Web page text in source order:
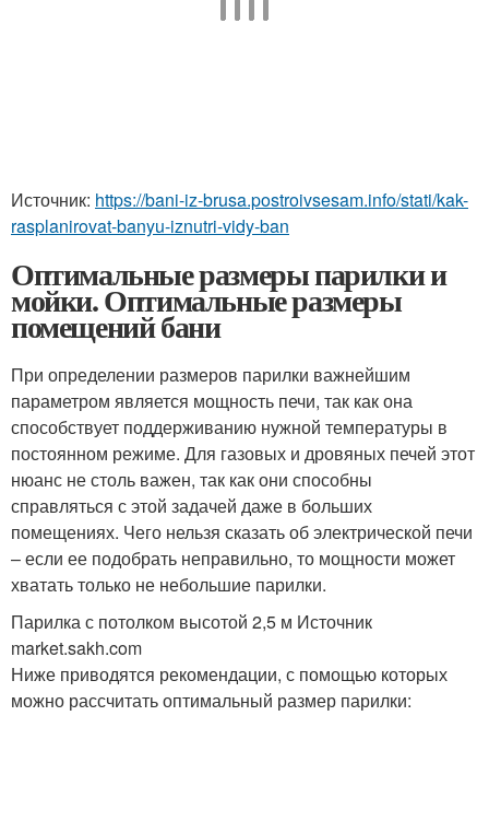
Источник: https://bani-iz-brusa.postroivsesam.info/stati/kak-
rasplanirovat-banyu-iznutri-vidy-ban
Оптимальные размеры парилки и
мойки. Оптимальные размеры
помещений бани
При определении размеров парилки важнейшим
параметром является мощность печи, так как она
способствует поддерживанию нужной температуры в
постоянном режиме. Для газовых и дровяных печей этот
нюанс не столь важен, так как они способны
справляться с этой задачей даже в больших
помещениях. Чего нельзя сказать об электрической печи
– если ее подобрать неправильно, то мощности может
хватать только не небольшие парилки.
Парилка с потолком высотой 2,5 м Источник
market.sakh.com
Ниже приводятся рекомендации, с помощью которых
можно рассчитать оптимальный размер парилки: